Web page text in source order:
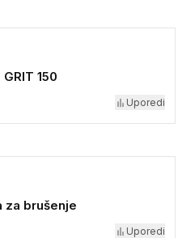
150
Uporedi
za brušenje
Uporedi